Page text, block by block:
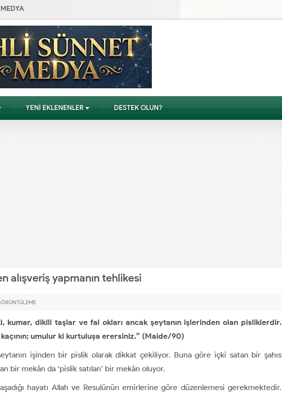
YENİ EKLENENLER DESTEK OLUN?
alışveriş yapmanın tehlikesi
kumar, dikili taşlar ve fal okları ancak şeytanın işlerinden olan pisliklerdir.
umulur ki kurtuluşa erersiniz.” (Maide/90)
işinden bir pislik olarak dikkat çekiliyor. Buna göre içki satan bir şahıs
bir mekân da ‘pislik satılan’ bir mekân oluyor.
hayatı Allah ve Resulünün emirlerine göre düzenlemesi gerekmektedir.